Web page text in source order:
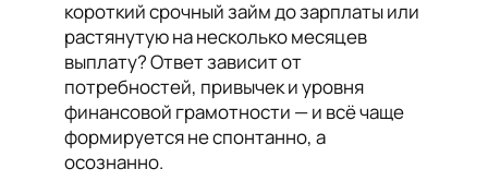
короткий срочный займ до зарплаты или
растянутую на несколько месяцев
выплату? Ответ зависит от
потребностей, привычек и уровня
финансовой грамотности — и всё чаще
формируется не спонтанно, а
осознанно.